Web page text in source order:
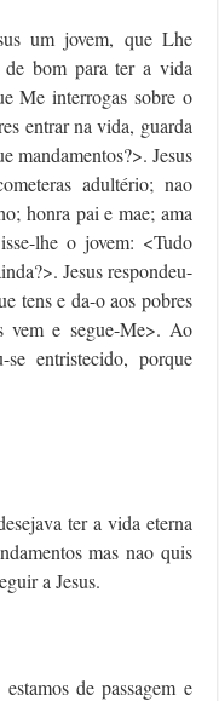
um jovem, que Lhe
de bom para ter a vida
Me interrogas sobre o
entrar na vida, guarda
mandamentos?>. Jesus
adultério; nao
honra pai e mae; ama
lhe o jovem: <Tudo
Jesus respondeu-
tens e da-o aos pobres
vem e segue-Me>. Ao
entristecido, porque
ter a vida eterna
mas nao quis
a Jesus.
de passagem e